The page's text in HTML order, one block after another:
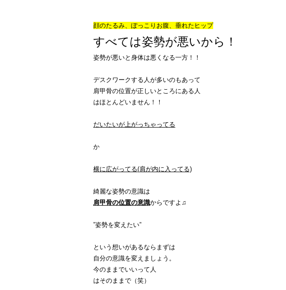
顔のたるみ、ぽっこりお腹、垂れたヒップ
すべては姿勢が悪いから！
姿勢が悪いと身体は悪くなる一方！！
デスクワークする人が多いのもあって
肩甲骨の位置が正しいところにある人
はほとんどいません！！
だいたいが上がっちゃってる
か
横に広がってる(肩が内に入ってる)
綺麗な姿勢の意識は
肩甲骨の位置の意識からですよ♫
”姿勢を変えたい”
という想いがあるならまずは
自分の意識を変えましょう。
今のままでいいって人
はそのままで（笑）